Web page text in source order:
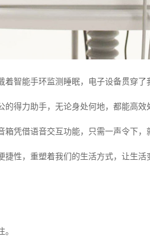
智能手环监测睡眠，电子设备贯穿了
的得力助手，无论身处何地，都能高
凭借语音交互功能，只需一声令下
捷性，重塑着我们的生活方式，让生